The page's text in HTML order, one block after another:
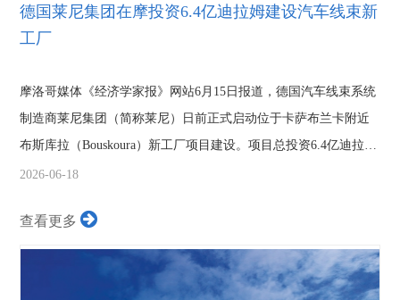
德国莱尼集团在摩投资6.4亿迪拉姆建设汽车线束新
工厂
摩洛哥媒体《经济学家报》网站6月15日报道，德国汽车线束系统
制造商莱尼集团（简称莱尼）日前正式启动位于卡萨布兰卡附近
布斯库拉（Bouskoura）新工厂项目建设。项目总投资6.4亿迪拉姆
（约合700...
2026-06-18
查看更多